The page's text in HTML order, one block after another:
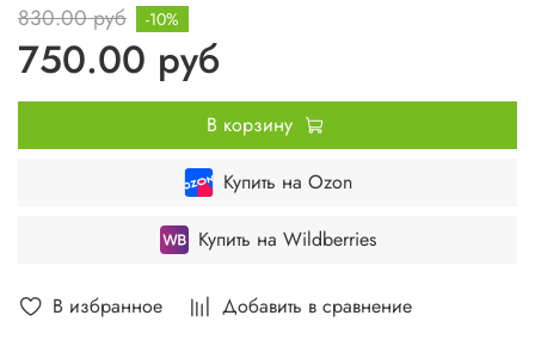
В избранное Добавить в сравнение
830.00 руб
750.00 руб
-10%
В корзину
Купить на Ozon
Купить на Wildberries